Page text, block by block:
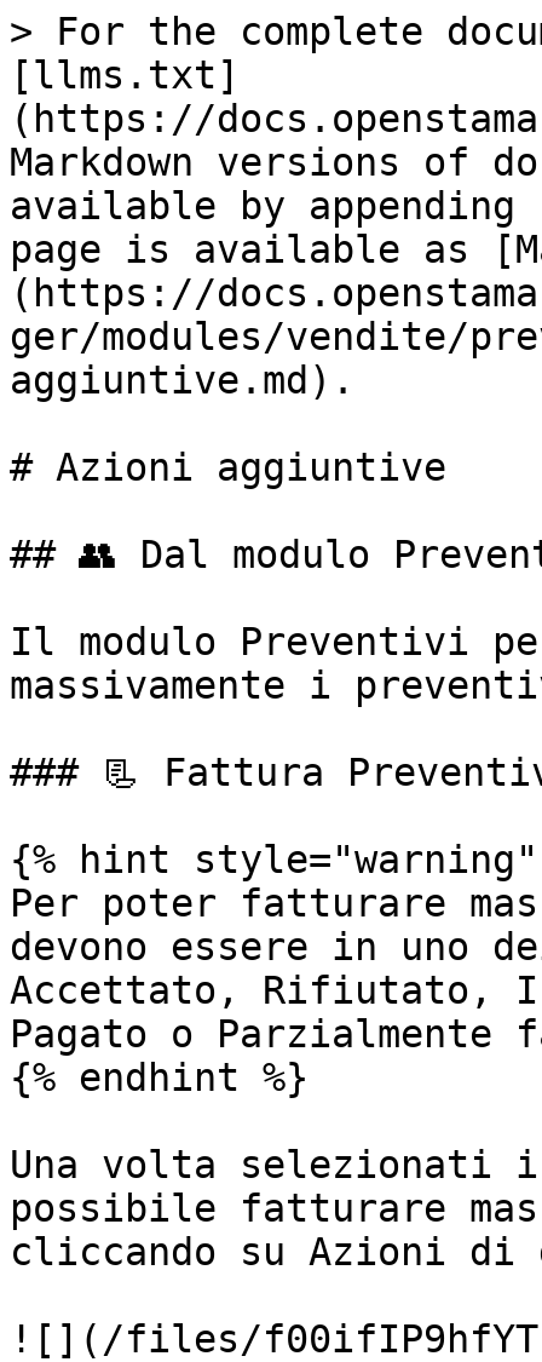
> For the complete
[llms.txt]
(https://
Markdown versions of
available by
page is available as
(https://
ger/modules/vendite/
aggiuntive.md).
# Azioni aggiuntive
## 👥 Dal modulo
Il modulo Preventivi
massivamente i
### 📃 Fattura
{% hint style="warning"
Per poter fatturare
devono essere in uno
Accettato, Rifiutato,
Pagato o
{% endhint %}
Una volta selezionati
possibile fatturare
cliccando su Azioni di
![](/files/